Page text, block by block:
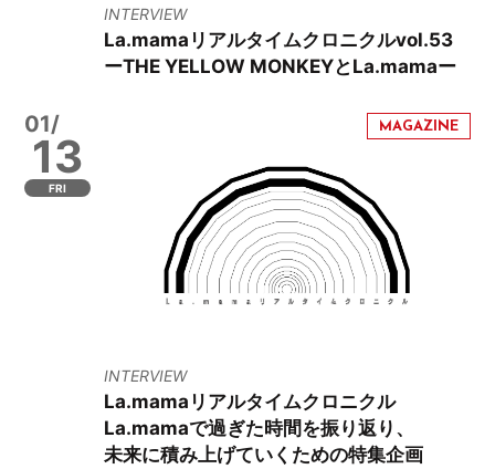
INTERVIEW
La.mamaリアルタイムクロニクルvol.53
ーTHE YELLOW MONKEYとLa.mamaー
01/
13
FRI
INTERVIEW
La.mamaリアルタイムクロニクル
La.mamaで過ぎた時間を振り返り、
未来に積み上げていくための特集企画